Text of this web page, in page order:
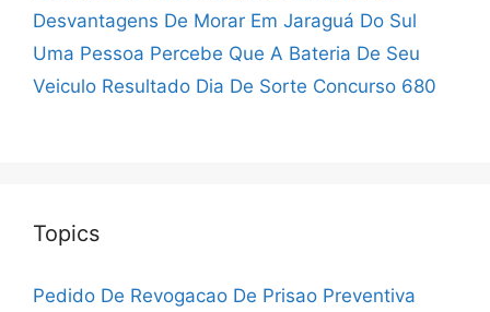
Desvantagens De Morar Em Jaraguá Do Sul
Uma Pessoa Percebe Que A Bateria De Seu
Veiculo Resultado Dia De Sorte Concurso 680
Topics
Pedido De Revogacao De Prisao Preventiva